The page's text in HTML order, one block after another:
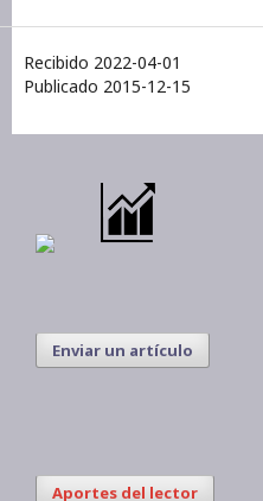
Recibido 2022-04-01
Publicado 2015-12-15
Enviar un artículo
Aportes del lector